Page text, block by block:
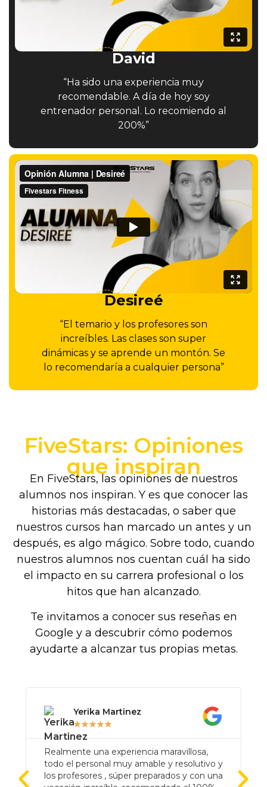
David
“Ha sido una experiencia muy
recomendable. A día de hoy soy
entrenador personal. Lo recomiendo al
200%”
Desireé
“El temario y los profesores son
increíbles. Las clases son super
dinámicas y se aprende un montón. Se
lo recomendaría a cualquier persona”
FiveStars: Opiniones
que inspiran
En FiveStars, las opiniones de nuestros
alumnos nos inspiran. Y es que conocer las
historias más destacadas, o saber que
nuestros cursos han marcado un antes y un
después, es algo mágico. Sobre todo, cuando
nuestros alumnos nos cuentan cuál ha sido
el impacto en su carrera profesional o los
hitos que han alcanzado.
Te invitamos a conocer sus reseñas en
Google y a descubrir cómo podemos
ayudarte a alcanzar tus propias metas.
Yerika Martinez
★★★★★
Realmente una experiencia maravillosa,
todo el personal muy amable y resolutivo y
los profesores , súper preparados y con una